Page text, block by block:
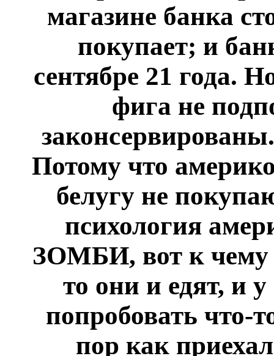
магазине банка
покупает; и
сентябре 21 года.
фига не
Потому что
белугу не
психология
ЗОМБИ, вот к чему
то они и едят, и
попробовать что-
пор как